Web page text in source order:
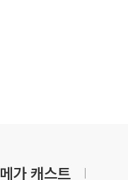
메가 캐스트